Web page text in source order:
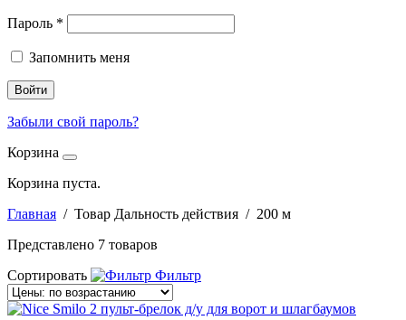
Пароль *
Запомнить меня
Войти
Забыли свой пароль?
Корзина
Корзина пуста.
Главная / Товар Дальность действия / 200 м
Представлено 7 товаров
Сортировать
Фильтр